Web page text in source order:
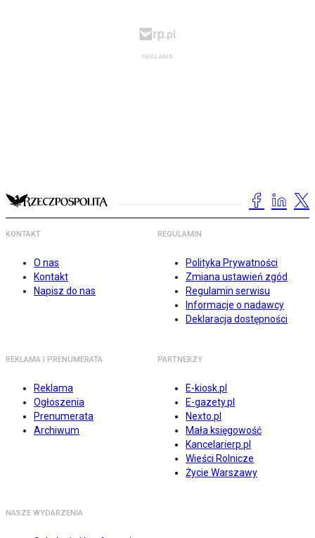
KONTAKT
O nas
Kontakt
Napisz do nas
REGULAMIN
Polityka Prywatności
Zmiana ustawień zgód
Regulamin serwisu
Informacje o nadawcy
Deklaracja dostępności
REKLAMA I PRENUMERATA
Reklama
Ogłoszenia
Prenumerata
Archiwum
PARTNERZY
E-kiosk.pl
E-gazety.pl
Nexto.pl
Mała księgowość
Kancelarierp.pl
Wieści Rolnicze
Życie Warszawy
NASZE WYDARZENIA